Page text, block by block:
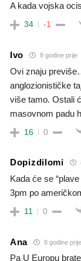
A kada vojska
34 -1
Ivo 8 godine prije
Ovi znaju
anglozionističke
više tamo. Ostali
masovnom padu
16 0
Dopizdilomi
Kada će se
3pm po
11 0
Ana 8 godine prije
Pa U Europu